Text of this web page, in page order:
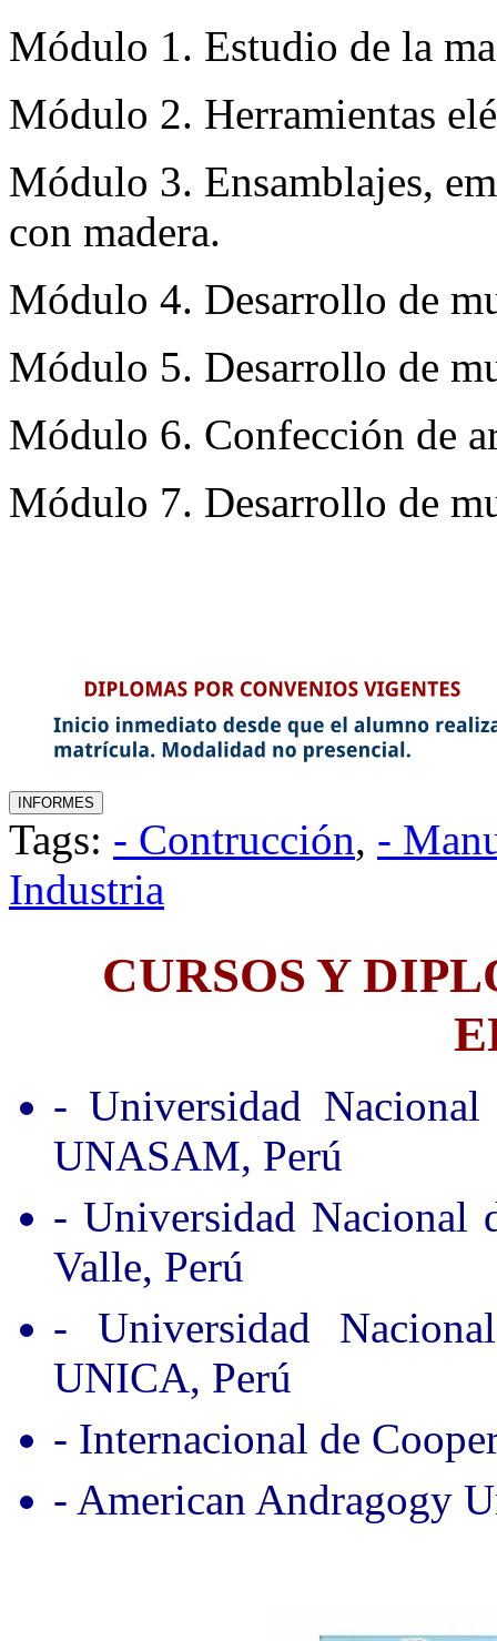
Módulo 1. Estudio de la
Módulo 2. Herramientas
Módulo 3. Ensamblajes,
con madera.
Módulo 4. Desarrollo de
Módulo 5. Desarrollo de
Módulo 6. Confección de
Módulo 7. Desarrollo de
Tags: - Contrucción, -
Industria
CURSOS Y
- Universidad
UNASAM, Perú
- Universidad Nacional
Valle, Perú
- Universidad
UNICA, Perú
- Internacional de
- American Andragogy